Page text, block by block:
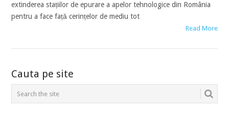
extinderea stațiilor de epurare a apelor tehnologice din România
pentru a face față cerințelor de mediu tot
Read More
POSTS
NAVIGATION
Cauta pe site